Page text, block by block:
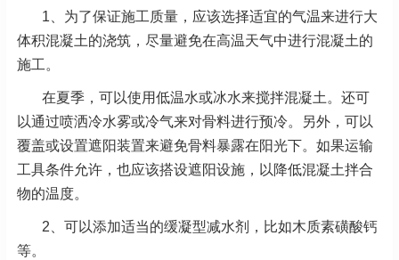
1、为了保证施工质量，应该选择适宜的气温来进行大
体积混凝土的浇筑，尽量避免在高温天气中进行混凝土的
施工。
在夏季，可以使用低温水或冰水来搅拌混凝土。还可
以通过喷洒冷水雾或冷气来对骨料进行预冷。另外，可以
覆盖或设置遮阳装置来避免骨料暴露在阳光下。如果运输
工具条件允许，也应该搭设遮阳设施，以降低混凝土拌合
物的温度。
2、可以添加适当的缓凝型减水剂，比如木质素磺酸钙
等。